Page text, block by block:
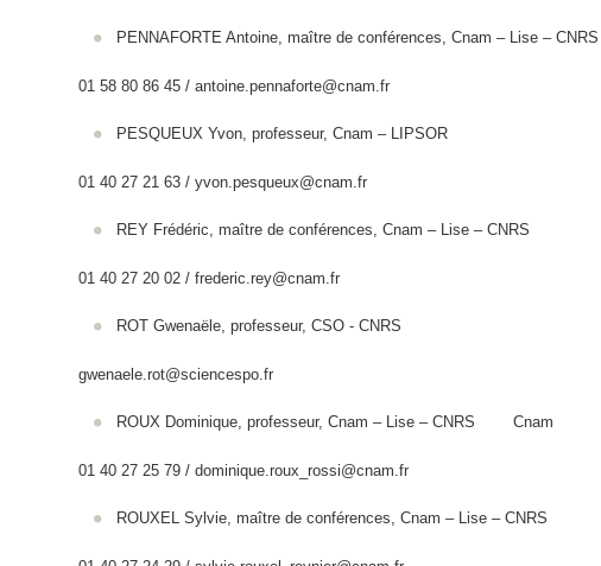
PENNAFORTE Antoine, maître de conférences, Cnam – Lise – CNRS
01 58 80 86 45 / antoine.pennaforte@cnam.fr
PESQUEUX Yvon, professeur, Cnam – LIPSOR
01 40 27 21 63 / yvon.pesqueux@cnam.fr
REY Frédéric, maître de conférences, Cnam – Lise – CNRS
01 40 27 20 02 / frederic.rey@cnam.fr
ROT Gwenaële, professeur, CSO - CNRS
gwenaele.rot@sciencespo.fr
ROUX Dominique, professeur, Cnam – Lise – CNRS Cnam
01 40 27 25 79 / dominique.roux_rossi@cnam.fr
ROUXEL Sylvie, maître de conférences, Cnam – Lise – CNRS